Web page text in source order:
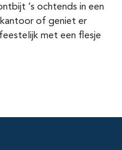
‘s ochtends in een
of geniet er
met een flesje